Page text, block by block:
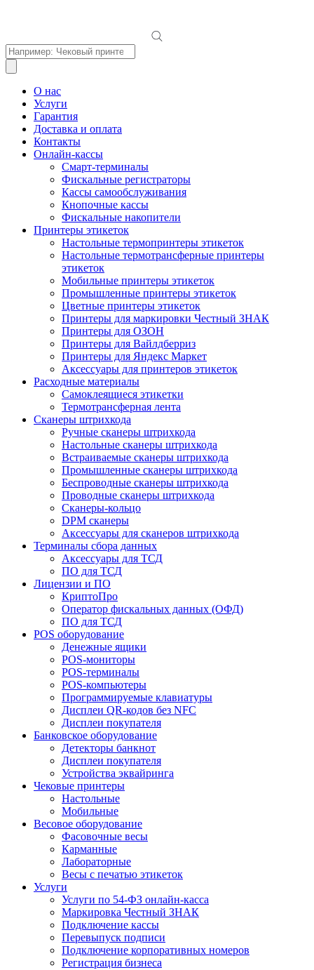
Поиск
товаров
О нас
Услуги
Гарантия
Доставка и оплата
Контакты
Онлайн-кассы
Смарт-терминалы
Фискальные регистраторы
Кассы самообслуживания
Кнопочные кассы
Фискальные накопители
Принтеры этикеток
Настольные термопринтеры этикеток
Настольные термотрансферные принтеры
этикеток
Мобильные принтеры этикеток
Промышленные принтеры этикеток
Цветные принтеры этикеток
Принтеры для маркировки Честный ЗНАК
Принтеры для ОЗОН
Принтеры для Вайлдберриз
Принтеры для Яндекс Маркет
Аксессуары для принтеров этикеток
Расходные материалы
Самоклеящиеся этикетки
Термотрансферная лента
Сканеры штрихкода
Ручные сканеры штрихкода
Настольные сканеры штрихкода
Встраиваемые сканеры штрихкода
Промышленные сканеры штрихкода
Беспроводные сканеры штрихкода
Проводные сканеры штрихкода
Сканеры-кольцо
DPM сканеры
Аксессуары для сканеров штрихкода
Терминалы сбора данных
Аксессуары для ТСД
ПО для ТСД
Лицензии и ПО
КриптоПро
Оператор фискальных данных (ОФД)
ПО для ТСД
POS оборудование
Денежные ящики
POS-мониторы
POS-терминалы
POS-компьютеры
Программируемые клавиатуры
Дисплеи QR-кодов без NFC
Дисплеи покупателя
Банковское оборудование
Детекторы банкнот
Дисплеи покупателя
Устройства эквайринга
Чековые принтеры
Настольные
Мобильные
Весовое оборудование
Фасовочные весы
Карманные
Лабораторные
Весы с печатью этикеток
Услуги
Услуги по 54-ФЗ онлайн-касса
Маркировка Честный ЗНАК
Подключение кассы
Перевыпуск подписи
Подключение корпоративных номеров
Регистрация бизнеса